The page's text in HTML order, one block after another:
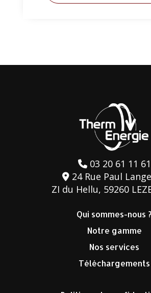
03 20 61 11 61
24 Rue Paul
ZI du Hellu, 59260
Qui sommes-nous ?
Notre gamme
Nos services
Téléchargements